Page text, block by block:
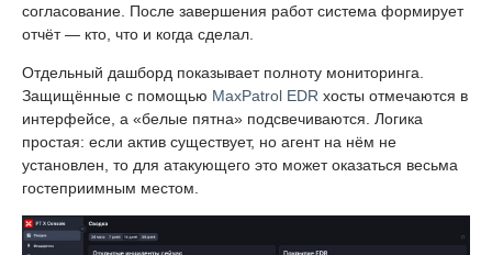
согласование. После завершения работ система формирует
отчёт — кто, что и когда сделал.
Отдельный дашборд показывает полноту мониторинга.
Защищённые с помощью MaxPatrol EDR хосты отмечаются в
интерфейсе, а «белые пятна» подсвечиваются. Логика
простая: если актив существует, но агент на нём не
установлен, то для атакующего это может оказаться весьма
гостеприимным местом.